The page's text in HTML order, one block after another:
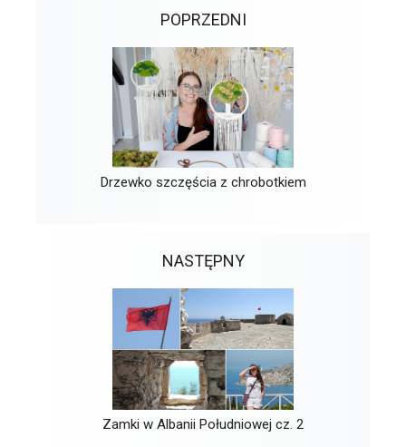
POPRZEDNI
Drzewko szczęścia z chrobotkiem
NASTĘPNY
Zamki w Albanii Południowej cz. 2